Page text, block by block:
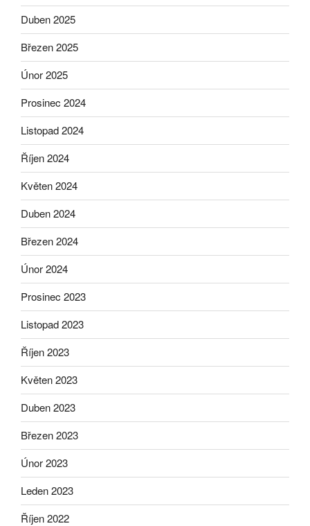
Duben 2025
Březen 2025
Únor 2025
Prosinec 2024
Listopad 2024
Říjen 2024
Květen 2024
Duben 2024
Březen 2024
Únor 2024
Prosinec 2023
Listopad 2023
Říjen 2023
Květen 2023
Duben 2023
Březen 2023
Únor 2023
Leden 2023
Říjen 2022